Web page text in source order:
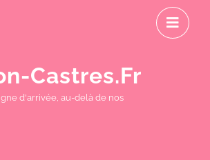
Castres.fr
d'arrivée, au-delà de nos